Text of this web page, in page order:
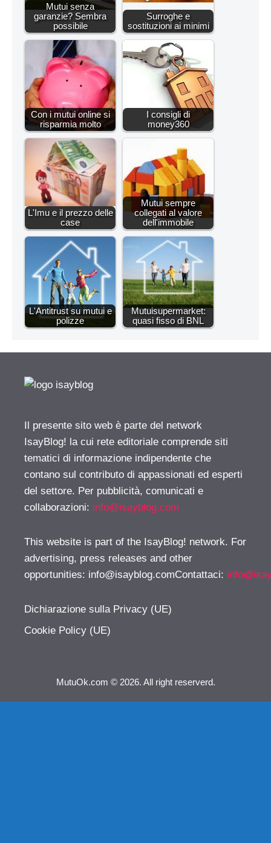
Mutui senza
garanzie? Sembra
possibile
Surroghe e
sostituzioni ai minimi
Con i mutui online si
risparmia molto
I consigli di
money360
L'Imu e il prezzo delle
case
Mutui sempre
collegati al valore
dell'immobile
L'Antitrust su mutui e
polizze
Mutuisupermarket:
quasi fisso di BNL
Il presente sito web è parte del network
IsayBlog! la cui rete editoriale comprende siti
tematici di informazione indipendente che
contano sul contributo di appassionati ed esperti
del settore. Per pubblicità, comunicati e
collaborazioni: info@isayblog.com
This website is part of the IsayBlog! network. For
advertising, press releases and other
opportunities: info@isayblog.comContattaci:
Dichiarazione sulla Privacy (UE)
Cookie Policy (UE)
MutuOk.com © 2026. All right reserverd.